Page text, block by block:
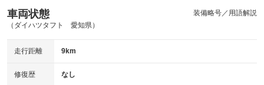
車両状態
（ダイハツタフト 愛知県）
装備略号／用語解説
走行距離 9km
修復歴 なし